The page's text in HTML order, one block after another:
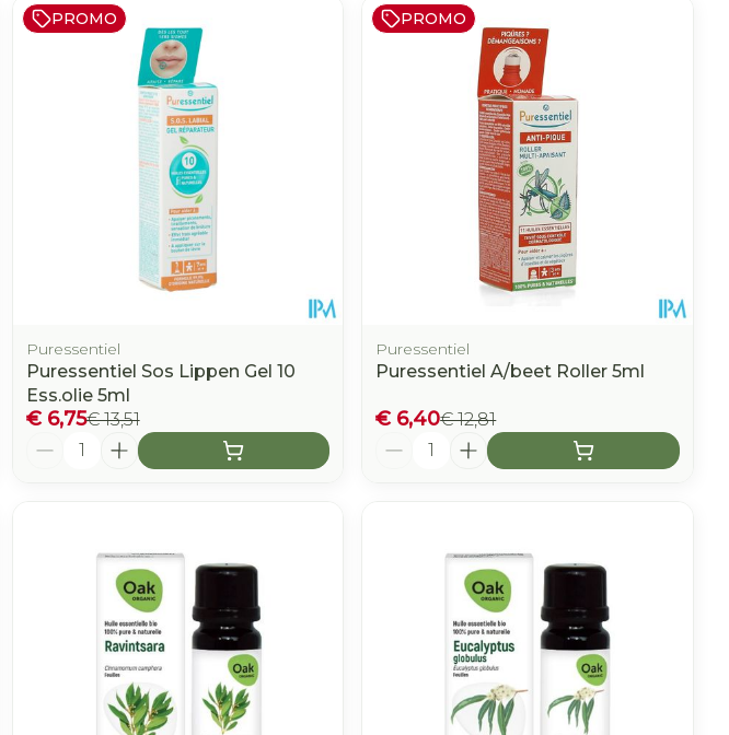
aan te passen.
PROMO
Puressentiel
Puressentiel Sos Lippen Gel 10
Ess.olie 5ml
€ 13,51
€ 6,75
Aantal
PROMO
Puressentiel
Puressentiel A/beet Roller 5ml
€ 12,81
€ 6,40
Aantal